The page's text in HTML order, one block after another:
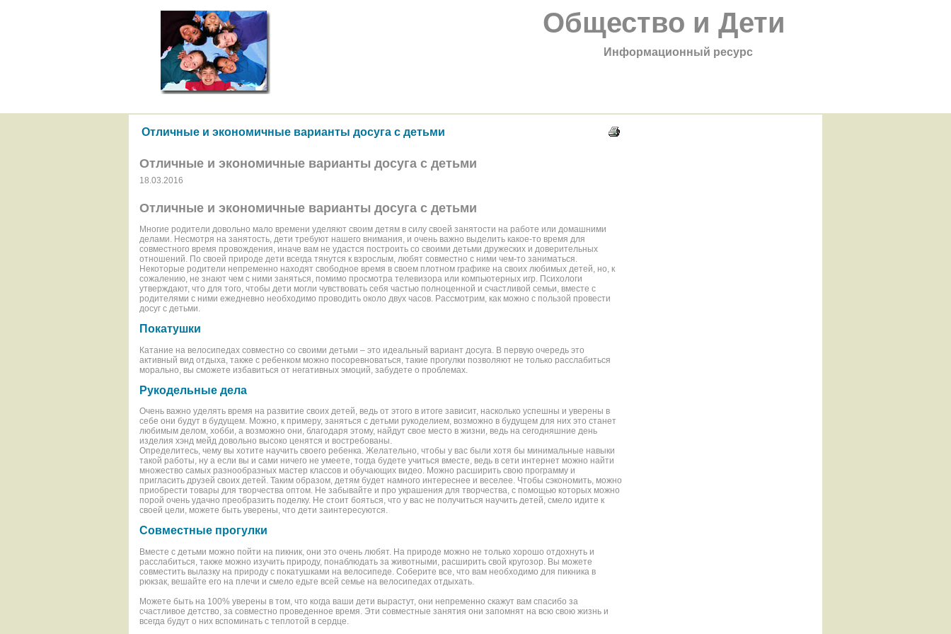
Общество и Дети
Информационный ресурс
Отличные и экономичные варианты досуга с детьми
Отличные и экономичные варианты досуга с детьми
18.03.2016
Отличные и экономичные варианты досуга с детьми
Многие родители довольно мало времени уделяют своим детям в силу своей занятости на работе или домашними
делами. Несмотря на занятость, дети требуют нашего внимания, и очень важно выделить какое-то время для
совместного время провождения, иначе вам не удастся построить со своими детьми дружеских и доверительных
отношений. По своей природе дети всегда тянутся к взрослым, любят совместно с ними чем-то заниматься.
Некоторые родители непременно находят свободное время в своем плотном графике на своих любимых детей, но, к
сожалению, не знают чем с ними заняться, помимо просмотра телевизора или компьютерных игр. Психологи
утверждают, что для того, чтобы дети могли чувствовать себя частью полноценной и счастливой семьи, вместе с
родителями с ними ежедневно необходимо проводить около двух часов. Рассмотрим, как можно с пользой провести
досуг с детьми.
Покатушки
Катание на велосипедах совместно со своими детьми – это идеальный вариант досуга. В первую очередь это
активный вид отдыха, также с ребенком можно посоревноваться, такие прогулки позволяют не только расслабиться
морально, вы сможете избавиться от негативных эмоций, забудете о проблемах.
Рукодельные дела
Очень важно уделять время на развитие своих детей, ведь от этого в итоге зависит, насколько успешны и уверены в
себе они будут в будущем. Можно, к примеру, заняться с детьми рукоделием, возможно в будущем для них это станет
любимым делом, хобби, а возможно они, благодаря этому, найдут свое место в жизни, ведь на сегодняшние день
изделия хэнд мейд довольно высоко ценятся и востребованы.
Определитесь, чему вы хотите научить своего ребенка. Желательно, чтобы у вас были хотя бы минимальные навыки
такой работы, ну а если вы и сами ничего не умеете, тогда будете учиться вместе, ведь в сети интернет можно найти
множество самых разнообразных мастер классов и обучающих видео. Можно расширить свою программу и
пригласить друзей своих детей. Таким образом, детям будет намного интереснее и веселее. Чтобы сэкономить, можно
приобрести товары для творчества оптом. Не забывайте и про украшения для творчества, с помощью которых можно
порой очень удачно преобразить поделку. Не стоит бояться, что у вас не получиться научить детей, смело идите к
своей цели, можете быть уверены, что дети заинтересуются.
Совместные прогулки
Вместе с детьми можно пойти на пикник, они это очень любят. На природе можно не только хорошо отдохнуть и
расслабиться, также можно изучить природу, понаблюдать за животными, расширить свой кругозор. Вы можете
совместить вылазку на природу с покатушками на велосипеде. Соберите все, что вам необходимо для пикника в
рюкзак, вешайте его на плечи и смело едьте всей семье на велосипедах отдыхать.
Можете быть на 100% уверены в том, что когда ваши дети вырастут, они непременно скажут вам спасибо за
счастливое детство, за совместно проведенное время. Эти совместные занятия они запомнят на всю свою жизнь и
всегда будут о них вспоминать с теплотой в сердце.